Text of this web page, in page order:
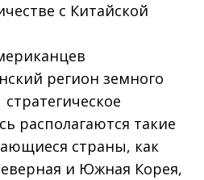
с Китайской
регион земного
располагаются такие
страны, как
и Южная Корея,